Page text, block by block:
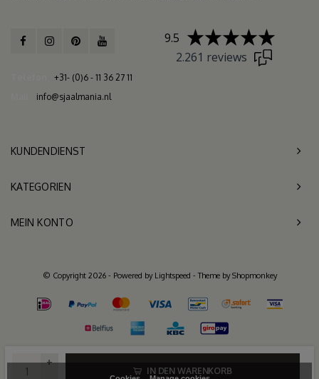
+
IN DEN WARENKORB
+31- (0)6 - 11 36 27 11
info@sjaalmania.nl
9.5
2.261 reviews
KUNDENDIENST
KATEGORIEN
MEIN KONTO
© Copyright 2026 - Powered by Lightspeed - Theme byShopmonkey